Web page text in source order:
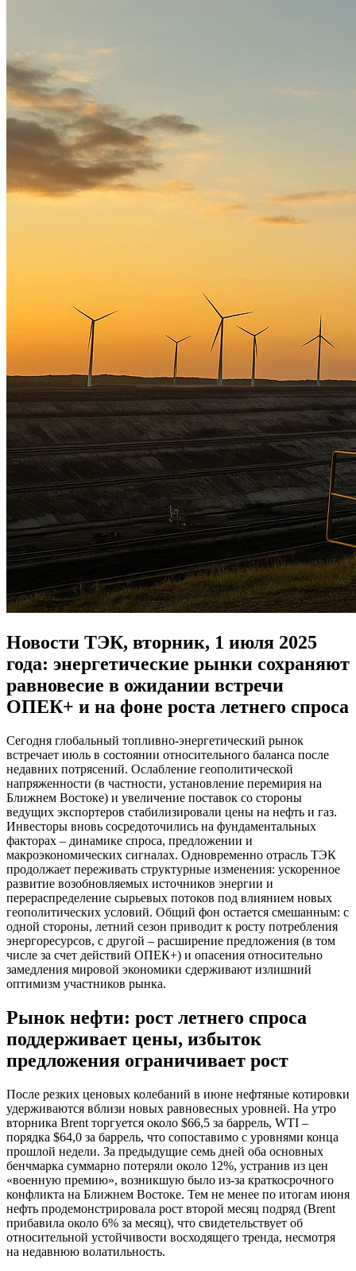
Новости ТЭК, вторник, 1 июля 2025
года: энергетические рынки сохраняют
равновесие в ожидании встречи
ОПЕК+ и на фоне роста летнего спроса
Сегодня глобальный топливно-энергетический рынок
встречает июль в состоянии относительного баланса после
недавних потрясений. Ослабление геополитической
напряженности (в частности, установление перемирия на
Ближнем Востоке) и увеличение поставок со стороны
ведущих экспортеров стабилизировали цены на нефть и газ.
Инвесторы вновь сосредоточились на фундаментальных
факторах – динамике спроса, предложении и
макроэкономических сигналах. Одновременно отрасль ТЭК
продолжает переживать структурные изменения: ускоренное
развитие возобновляемых источников энергии и
перераспределение сырьевых потоков под влиянием новых
геополитических условий. Общий фон остается смешанным: с
одной стороны, летний сезон приводит к росту потребления
энергоресурсов, с другой – расширение предложения (в том
числе за счет действий ОПЕК+) и опасения относительно
замедления мировой экономики сдерживают излишний
оптимизм участников рынка.
Рынок нефти: рост летнего спроса
поддерживает цены, избыток
предложения ограничивает рост
После резких ценовых колебаний в июне нефтяные котировки
удерживаются вблизи новых равновесных уровней. На утро
вторника Brent торгуется около $66,5 за баррель, WTI –
порядка $64,0 за баррель, что сопоставимо с уровнями конца
прошлой недели. За предыдущие семь дней оба основных
бенчмарка суммарно потеряли около 12%, устранив из цен
«военную премию», возникшую было из-за краткосрочного
конфликта на Ближнем Востоке. Тем не менее по итогам июня
нефть продемонстрировала рост второй месяц подряд (Brent
прибавила около 6% за месяц), что свидетельствует об
относительной устойчивости восходящего тренда, несмотря
на недавнюю волатильность.